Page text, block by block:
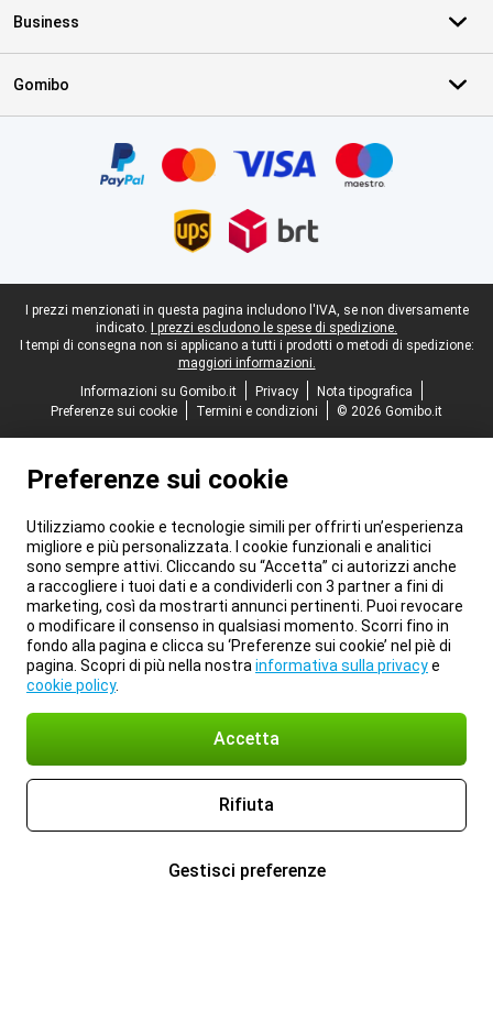
Business
Gomibo
Piè di pagina legale
I prezzi menzionati in questa pagina includono l'IVA, se non diversamente
indicato.
I prezzi escludono le spese di spedizione.
I tempi di consegna non si applicano a tutti i prodotti o metodi di spedizione:
maggiori informazioni.
Informazioni su Gomibo.it
Privacy
Nota tipografica
Preferenze sui cookie
Termini e condizioni © 2026 Gomibo.it
Preferenze sui cookie
Utilizziamo cookie e tecnologie simili per offrirti un’esperienza
migliore e più personalizzata. I cookie funzionali e analitici
sono sempre attivi. Cliccando su “Accetta” ci autorizzi anche
a raccogliere i tuoi dati e a condividerli con 3 partner a fini di
marketing, così da mostrarti annunci pertinenti. Puoi revocare
o modificare il consenso in qualsiasi momento. Scorri fino in
fondo alla pagina e clicca su ‘Preferenze sui cookie’ nel piè di
pagina. Scopri di più nella nostra informativa sulla privacye
cookie policy.
Accetta
Rifiuta
Gestisci preferenze